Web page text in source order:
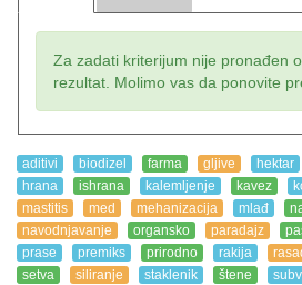
Za zadati kriterijum nije pronađen
rezultat. Molimo vas da ponovite
aditivi biodizel farma gljive hektar
hrana
ishrana kalemljenje kavez
mastitis
med mehanizacija mlađ
navodnjavanje
organsko paradajz
prase
premiks prirodno rakija
setva
siliranje staklenik štene